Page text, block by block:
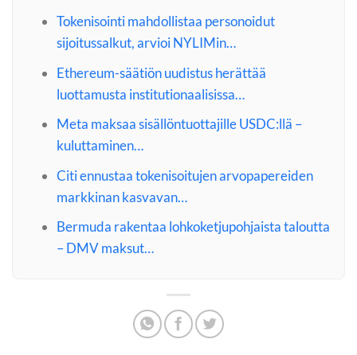
Tokenisointi mahdollistaa personoidut
sijoitussalkut, arvioi NYLIMin…
Ethereum-säätiön uudistus herättää
luottamusta institutionaalisissa…
Meta maksaa sisällöntuottajille USDC:llä –
kuluttaminen…
Citi ennustaa tokenisoitujen arvopapereiden
markkinan kasvavan…
Bermuda rakentaa lohkoketjupohjaista taloutta
– DMV maksut…